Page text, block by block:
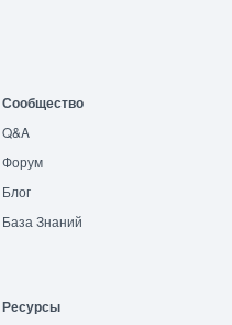
Сообщество
Q&A
Форум
Блог
База Знаний
Ресурсы